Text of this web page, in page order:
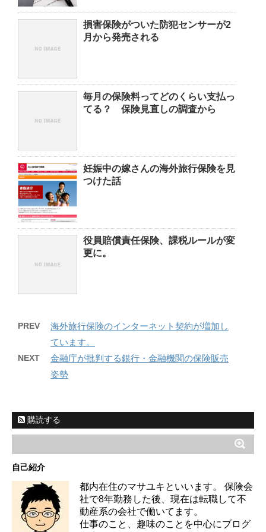
損害保険がついた防犯センサーが2
月から発売される
毎月の保険料ってどのくらい支払っ
てる？ 保険見直しの調査から
妊娠中の嫁さんの海外旅行保険を見
つけた話
役員賠償責任保険、課税ルールが変
更に。
PREV
海外旅行保険のインターネット契約が増加し
ています。
NEXT
金融庁が批判する銀行・金融機関の保険販売
姿勢
購読する
自己紹介
都内在住のマサユキといいます。 保険会
社で8年勤務した後、現在は転職して不
動産系の会社で働いてます。
仕事のこと、趣味のことを中心にブログ